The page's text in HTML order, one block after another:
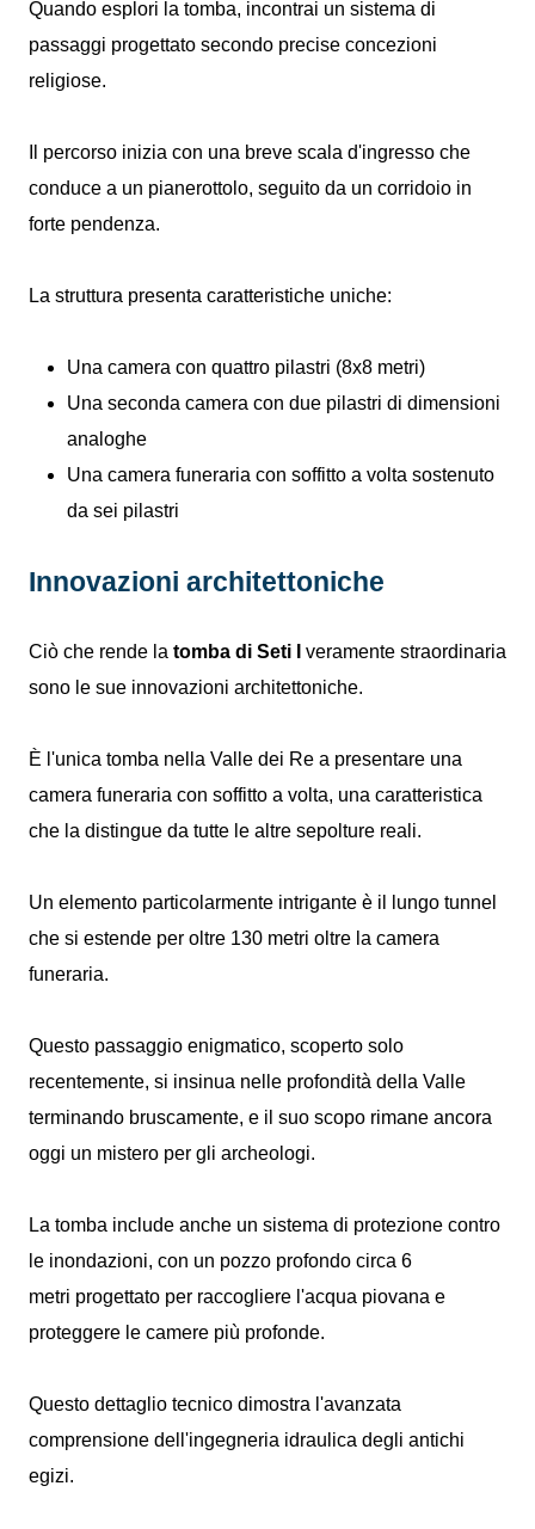
Quando esplori la tomba, incontrai un sistema di
passaggi progettato secondo precise concezioni
religiose.
Il percorso inizia con una breve scala d'ingresso che
conduce a un pianerottolo, seguito da un corridoio in
forte pendenza.
La struttura presenta caratteristiche uniche:
Una camera con quattro pilastri (8x8 metri)
Una seconda camera con due pilastri di dimensioni
analoghe
Una camera funeraria con soffitto a volta sostenuto
da sei pilastri
Innovazioni architettoniche
Ciò che rende la tomba di Seti I
veramente straordinaria
sono le sue innovazioni architettoniche.
È l'unica tomba nella Valle dei Re a presentare una
camera funeraria con soffitto a volta, una caratteristica
che la distingue da tutte le altre sepolture reali.
Un elemento particolarmente intrigante è il lungo tunnel
che si estende per oltre 130 metri oltre la camera
funeraria.
Questo passaggio enigmatico, scoperto solo
recentemente, si insinua nelle profondità della Valle
terminando bruscamente, e il suo scopo rimane ancora
oggi un mistero per gli archeologi.
La tomba include anche un sistema di protezione contro
le inondazioni, con un pozzo profondo circa 6
metri progettato per raccogliere l'acqua piovana e
proteggere le camere più profonde.
Questo dettaglio tecnico dimostra l'avanzata
comprensione dell'ingegneria idraulica degli antichi
egizi.